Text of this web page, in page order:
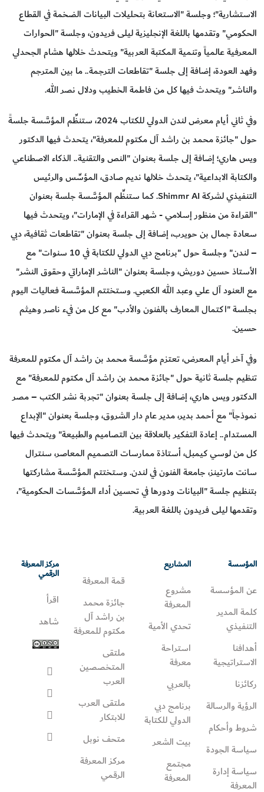
الاستشارية"؛ وجلسة "الاستعانة بتحليلات البيانات الضخمة في القطاع
الحكومي" وتقدمها باللغة الإنجليزية ليلى فريدون، وجلسة "الحوارات
المعرفية عالمياً وتنمية المكتبة العربية" ويتحدث خلالها هشام الجحدلي
وفهد العودة، إضافة إلى جلسة "تقاطعات الترجمة.. ما بين المترجم
والناشر" ويتحدث فيها كل من فاطمة الخطيب ودلال نصر الله.
وفي ثاني أيام معرض لندن الدولي للكتاب 2024، ستنظِّم المؤسَّسة جلسةً
حول "جائزة محمد بن راشد آل مكتوم للمعرفة"، يتحدث فيها الدكتور
ويس هاري؛ إضافة إلى جلسة بعنوان "النص والتقنية.. الذكاء الاصطناعي
والكتابة الابداعية"، يتحدث خلالها نديم صادق، المؤسِّس والرئيس
التنفيذي لشركة Shimmr AI. كما ستنظِّم المؤسَّسة جلسة بعنوان
"القراءة من منظور إسلامي - شهر القراءة في الإمارات"، ويتحدث فيها
سعادة جمال بن حويرب، إضافة إلى جلسة بعنوان "تقاطعات ثقافية، دبي
– لندن" وجلسة حول "برنامج دبي الدولي للكتابة في 10 سنوات" مع
الأستاذ حسين دوريش، وجلسة بعنوان "الناشر الإماراتي وحقوق النشر"
مع العنود آل علي وعبد الله الكعبي. وستختتم المؤسَّسة فعاليات اليوم
بـجلسة "اكتمال المعارف بالفنون والأدب" مع كل من فيء ناصر وهيثم
حسين.
وفي آخر أيام المعرض، تعتزم مؤسَّسة محمد بن راشد آل مكتوم للمعرفة
تنظيم جلسة ثانية حول "جائزة محمد بن راشد آل مكتوم للمعرفة" مع
الدكتور ويس هاري، إضافة إلى جلسة بعنوان "تجربة نشر الكتب – مصر
نموذجاً" مع أحمد بدير، مدير عام دار الشروق، وجلسة بعنوان "الإبداع
المستدام.. إعادة التفكير بالعلاقة بين التصاميم والطبيعة" ويتحدث فيها
كل من لوسي كيمبل، أستاذة ممارسات التصميم المعاصر، سنترال
سانت مارتينز، جامعة الفنون في لندن. وستختتم المؤسَّسة مشاركتها
بتنظيم جلسة "البيانات ودورها في تحسين أداء المؤسَّسات الحكومية"،
وتقدمها ليلى فريدون باللغة العربية.
المؤسسة
عن المؤسسة
كلمة المدير
التنفيذي
أهدافنا
الاستراتيجية
ركائزنا
الرؤية والرسالة
شروط وأحكام
سياسة الجودة
سياسة إدارة
المعرفة
المشاريع
مشروع
المعرفة
تحدي الأمية
استراحة
معرفة
بالعربي
برنامج دبي
الدولي للكتابة
بيت الشعر
مجتمع
المعرفة
قمة المعرفة
جائزة محمد
بن راشد آل
مكتوم للمعرفة
ملتقى
المتخصصين
العرب
ملتقى العرب
للابتكار
متحف نوبل
مركز المعرفة
الرقمي
مركز المعرفة
الرقمي
اقرأ
شاهد